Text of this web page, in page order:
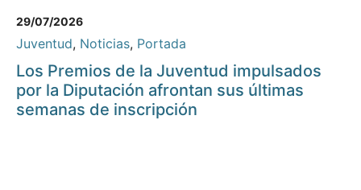
29/07/2026
Juventud, Noticias, Portada
Los Premios de la Juventud impulsados
por la Diputación afrontan sus últimas
semanas de inscripción